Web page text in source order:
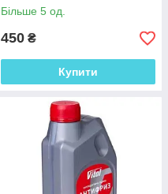
Більше 5 од.
450 ₴
Купити